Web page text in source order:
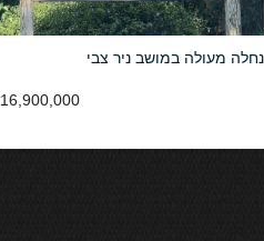
נחלה מעולה במושב ניר צבי
16,900,000 NIS